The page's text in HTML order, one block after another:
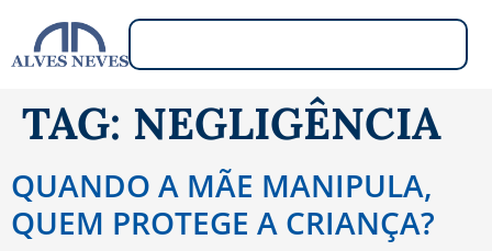
TAG: NEGLIGÊNCIA
QUANDO A MÃE MANIPULA,
QUEM PROTEGE A CRIANÇA?